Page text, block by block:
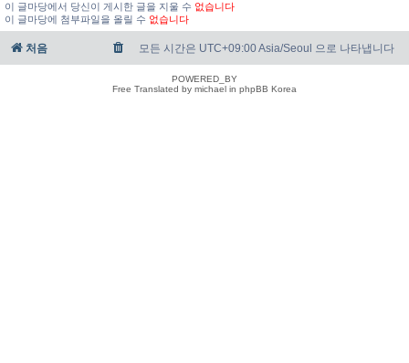
이 글마당에서 당신이 게시한 글을 지울 수 없습니다
이 글마당에 첨부파일을 올릴 수 없습니다
처음 모든 시간은 UTC+09:00 Asia/Seoul 으로 나타냅니다
POWERED_BY
Free Translated by michael in phpBB Korea